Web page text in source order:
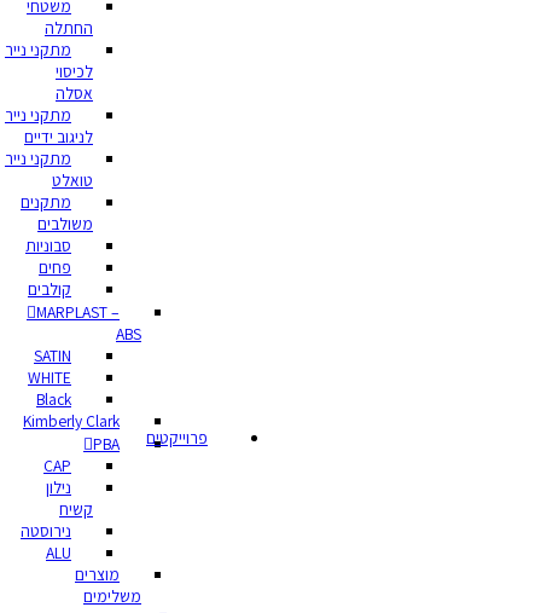
משטחי
החתלה
מתקני נייר
לכיסוי
אסלה
מתקני נייר
לניגוב ידיים
מתקני נייר
טואלט
מתקנים
משולבים
סבוניות
פחים
קולבים
MARPLAST –
ABS
SATIN
WHITE
Black
Kimberly Clark
PBA
CAP
נילון
קשיח
נירוסטה
ALU
מוצרים
משלימים
פרוייקטים